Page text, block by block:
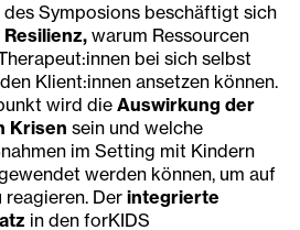
Symposions beschäftigt sich
Resilienz, warum Ressourcen
bei sich selbst
Klient:innen ansetzen können.
wird die Auswirkung der
Krisen sein und welche
im Setting mit Kindern
werden können, um auf
reagieren. Der integrierte
in den forKIDS